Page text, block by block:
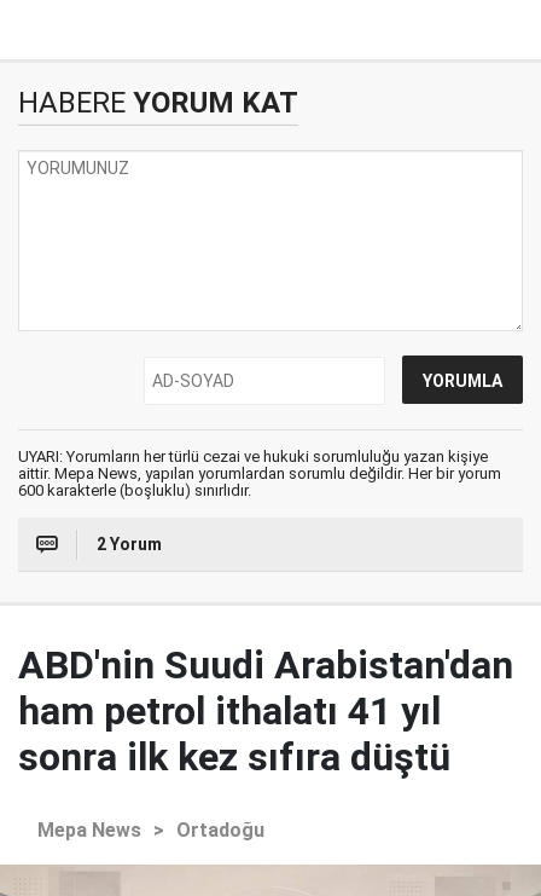
HABERE YORUM KAT
UYARI: Yorumların her türlü cezai ve hukuki sorumluluğu yazan kişiye
aittir. Mepa News, yapılan yorumlardan sorumlu değildir. Her bir yorum
600 karakterle (boşluklu) sınırlıdır.
2 Yorum
ABD'nin Suudi Arabistan'dan
ham petrol ithalatı 41 yıl
sonra ilk kez sıfıra düştü
Mepa News > Ortadoğu